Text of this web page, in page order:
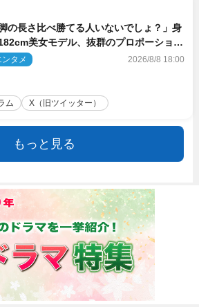
の長さ比べ勝てる人いないでしょ？」身
美女モデル、抜群のプロポーション
ット衝撃
ンタメ 2026/8/8 18:00
ム X（旧ツイッター）
もっと見る